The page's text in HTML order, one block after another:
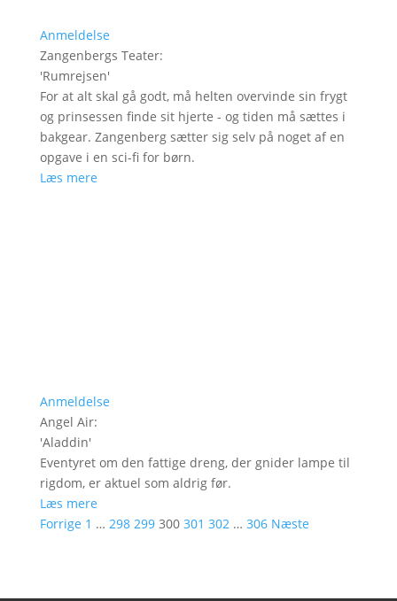
Anmeldelse
Zangenbergs Teater:
'Rumrejsen'
For at alt skal gå godt, må helten overvinde sin frygt
og prinsessen finde sit hjerte - og tiden må sættes i
bakgear. Zangenberg sætter sig selv på noget af en
opgave i en sci-fi for børn.
Læs mere
Anmeldelse
Angel Air:
'Aladdin'
Eventyret om den fattige dreng, der gnider lampe til
rigdom, er aktuel som aldrig før.
Læs mere
Forrige 1 … 298 299 300 301 302 … 306 Næste